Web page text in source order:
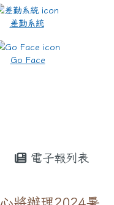
差勤系統
Go Face
電子報列表